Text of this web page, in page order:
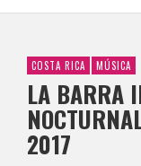
COSTA RICA MÚSICA
LA BARRA
2017